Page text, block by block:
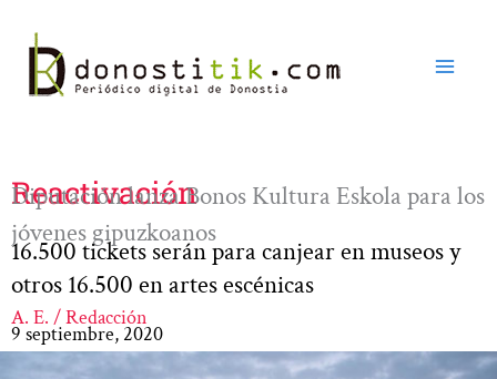
contenido
Reactivación
Diputación lanza Bonos Kultura Eskola para los
jóvenes gipuzkoanos
16.500 tickets serán para canjear en museos y
otros 16.500 en artes escénicas
A. E. / Redacción
9 septiembre, 2020